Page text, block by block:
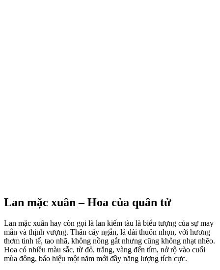
Lan mặc xuân – Hoa của quân tử
Lan mặc xuân hay còn gọi là lan kiếm tàu là biểu tượng của sự may
mắn và thịnh vượng. Thân cây ngắn, lá dài thuôn nhọn, với hương
thơm tinh tế, tao nhã, không nồng gắt nhưng cũng không nhạt nhẽo.
Hoa có nhiều màu sắc, từ đỏ, trắng, vàng đến tím, nở rộ vào cuối
mùa đông, báo hiệu một năm mới đầy năng lượng tích cực.